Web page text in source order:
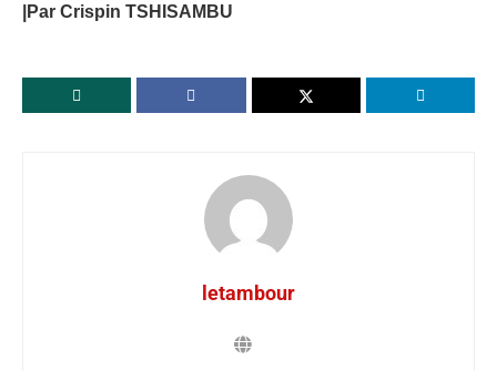
|Par Crispin TSHISAMBU
letambour